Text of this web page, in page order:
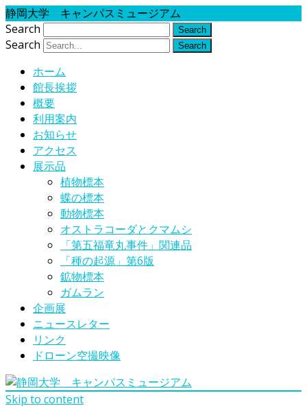
静岡大学 キャンパスミュージアム
Search
Search
ホーム
館長挨拶
概要
利用案内
お知らせ
アクセス
展示品
植物標本
蝶の標本
動物標本
オストラコーダとクマムシ
「第五福竜丸事件」関連品
「種の起源」第6版
鉱物標本
ガムラン
企画展
ニュースレター
リンク
ドローン空撮映像
Skip to content